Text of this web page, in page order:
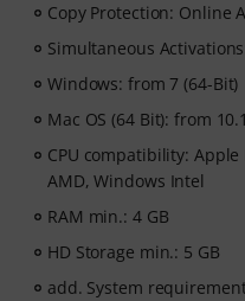
Copy Protection: Online
Simultaneous
Windows: from 7 (64-Bit)
Mac OS (64 Bit): from
CPU compatibility:
AMD, Windows Intel
RAM min.: 4 GB
HD Storage min.: 5 GB
add. System